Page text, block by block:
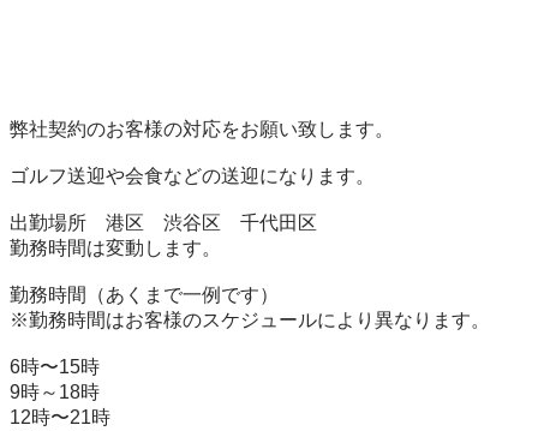
弊社契約のお客様の対応をお願い致します。
ゴルフ送迎や会食などの送迎になります。
出勤場所　港区　渋谷区　千代田区
勤務時間は変動します。
勤務時間（あくまで一例です）
※勤務時間はお客様のスケジュールにより異なります。
6時〜15時
9時～18時
12時〜21時